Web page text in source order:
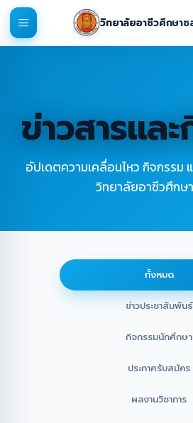
วิทยาลัยอาชีวศึกษา
ข่าวสารแล
อัปเดตความเคลื่อนไหว กิจกรรม
วิทยาลัยอาชีวศึกษ
ทั้งหมด
ข่าวประชาสัมพันธ์
กิจกรรมนักศึกษา
ประกาศรับสมัคร
ผลงานวิชาการ